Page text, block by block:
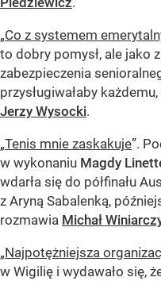
„Co z systemem
to dobry pomysł, ale jako
zabezpieczenia
przysługiwałaby
Jerzy Wysocki.
„Tenis mnie zaskakuje”.
w wykonaniu Magdy
wdarła się do półfinału
z Aryną Sabalenką,
rozmawia Michał
„Najpotężniejsza
w Wigilię i wydawało się,